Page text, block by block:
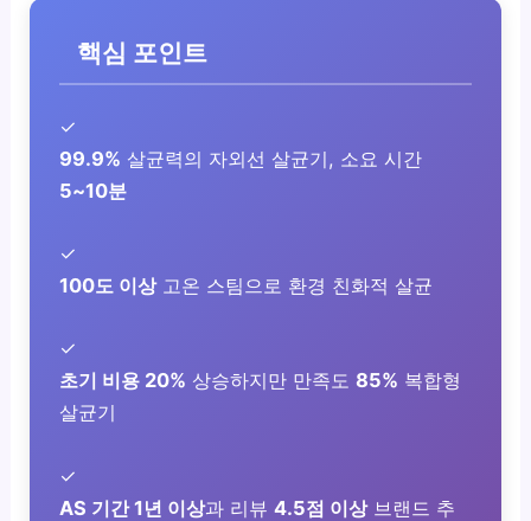
핵심 포인트
✓
99.9% 살균력의 자외선 살균기, 소요 시간
5~10분
✓
100도 이상고온 스팀으로 환경 친화적 살균
✓
초기 비용 20% 상승하지만 만족도85% 복합형
살균기
✓
AS 기간 1년 이상과 리뷰4.5점 이상브랜드 추